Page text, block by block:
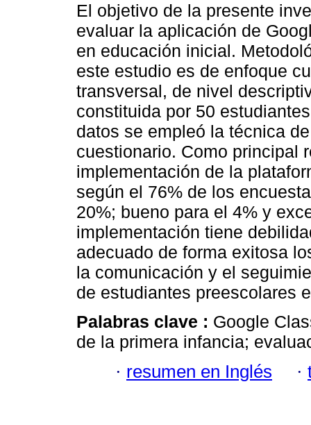
El objetivo de la presente
evaluar la aplicación de
en educación inicial.
este estudio es de enfoque
transversal, de nivel
constituida por 50
datos se empleó la técnica
cuestionario. Como principal
implementación de la
según el 76% de los
20%; bueno para el 4% y
implementación tiene
adecuado de forma exitosa
la comunicación y el
de estudiantes preescolares
Palabras clave : Google
de la primera infancia;
· resumen en Inglés ·